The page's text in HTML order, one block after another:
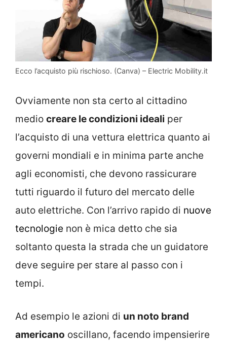
Ecco l’acquisto più rischioso. (Canva) – Electric Mobility.it
Ovviamente non sta certo al cittadino
medio creare le condizioni ideali per
l’acquisto di una vettura elettrica quanto ai
governi mondiali e in minima parte anche
agli economisti, che devono rassicurare
tutti riguardo il futuro del mercato delle
auto elettriche. Con l’arrivo rapido di nuove
tecnologie non è mica detto che sia
soltanto questa la strada che un guidatore
deve seguire per stare al passo con i
tempi.
Ad esempio le azioni di un noto brand
americano oscillano, facendo impensierire